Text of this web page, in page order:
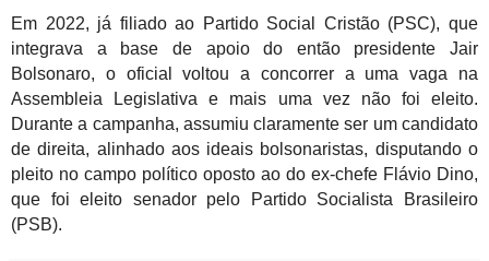
Em 2022, já filiado ao Partido Social Cristão (PSC), que
integrava a base de apoio do então presidente Jair
Bolsonaro, o oficial voltou a concorrer a uma vaga na
Assembleia Legislativa e mais uma vez não foi eleito.
Durante a campanha, assumiu claramente ser um candidato
de direita, alinhado aos ideais bolsonaristas, disputando o
pleito no campo político oposto ao do ex-chefe Flávio Dino,
que foi eleito senador pelo Partido Socialista Brasileiro
(PSB).